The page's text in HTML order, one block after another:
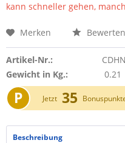
kann schneller gehen,
Merken Bewerten
Artikel-Nr.:
Gewicht in Kg.:
0.21
P Jetzt 35
Beschreibung